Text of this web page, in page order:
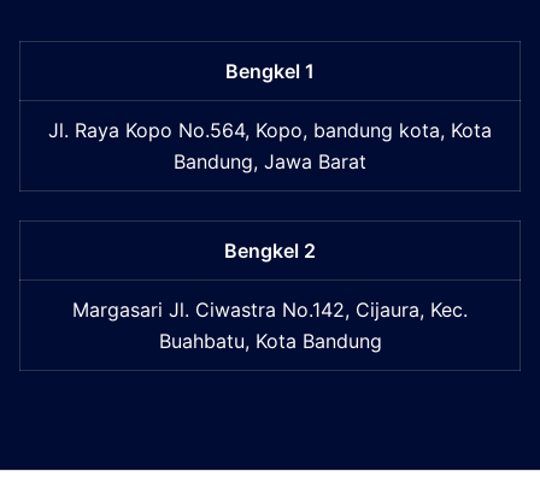
Bengkel 1
Jl. Raya Kopo No.564, Kopo, bandung kota, Kota
Bandung, Jawa Barat
Bengkel 2
Margasari Jl. Ciwastra No.142, Cijaura, Kec.
Buahbatu, Kota Bandung